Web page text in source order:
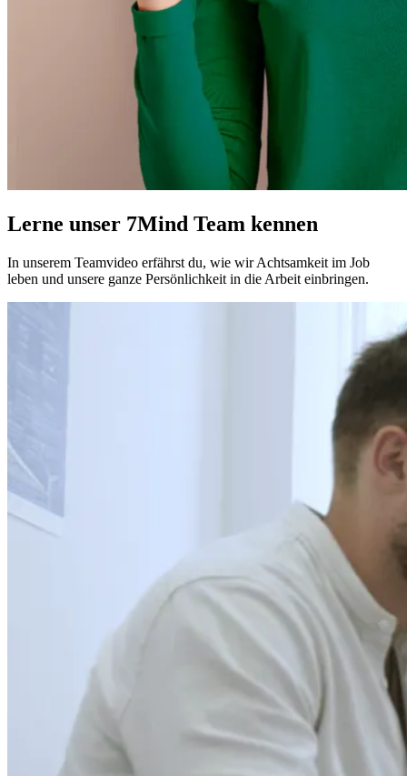
Lerne unser 7Mind Team kennen
In unserem Teamvideo erfährst du, wie wir Achtsamkeit im Job
leben und unsere ganze Persönlichkeit in die Arbeit einbringen.